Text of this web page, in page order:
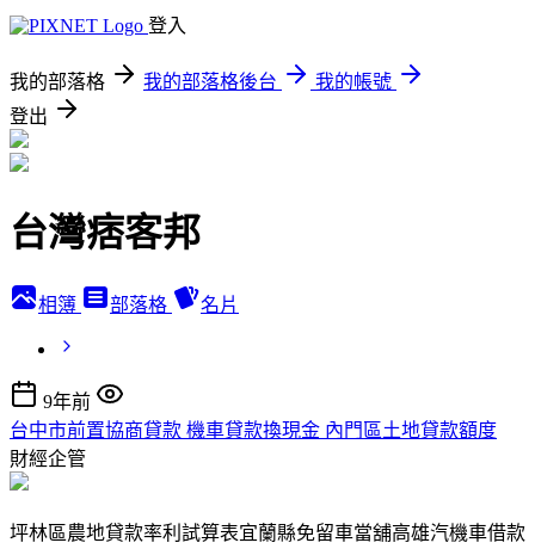
登入
我的部落格 我的部落格後台
我的帳號
登出
台灣痞客邦
相簿 部落格 名片
9年前
台中市前置協商貸款 機車貸款換現金 內門區土地貸款額度
財經企管
坪林區農地貸款率利試算表宜蘭縣免留車當舖高雄汽機車借款